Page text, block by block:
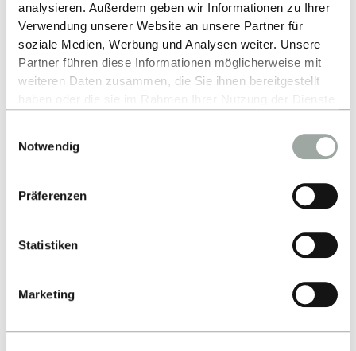
analysieren. Außerdem geben wir Informationen zu Ihrer
Verwendung unserer Website an unsere Partner für
soziale Medien, Werbung und Analysen weiter. Unsere
Partner führen diese Informationen möglicherweise mit
weiteren Daten zusammen, die Sie ihnen bereitgestellt
Alles zum Thema Cookies und personenbezogene
Datenverarbeitung entnehmen Sie unserer
Notwendig
Präferenzen
Statistiken
Marketing
MICROSCOPIC ANALYSIS
MEHR ERFAHREN